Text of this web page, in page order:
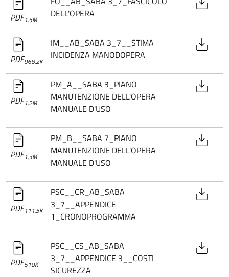
PDF1,5M
DELL'OPERA
PDF968,2K
IM__AB_SABA 3_7__STIMA
INCIDENZA MANODOPERA
PDF1,2M
PM_A__SABA 3_PIANO
MANUTENZIONE DELL'OPERA
MANUALE D'USO
PDF1,3M
PM_B__SABA 7_PIANO
MANUTENZIONE DELL'OPERA
MANUALE D'USO
PDF111,5K
PSC__CR_AB_SABA
3_7__APPENDICE
1_CRONOPROGRAMMA
PDF510K
PSC__CS_AB_SABA
3_7__APPENDICE 3__COSTI
SICUREZZA